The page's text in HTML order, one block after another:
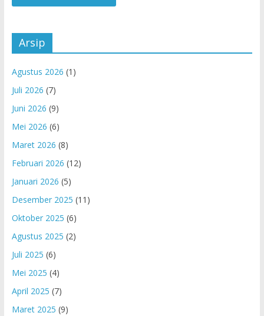
Arsip
Agustus 2026 (1)
Juli 2026 (7)
Juni 2026 (9)
Mei 2026 (6)
Maret 2026 (8)
Februari 2026 (12)
Januari 2026 (5)
Desember 2025 (11)
Oktober 2025 (6)
Agustus 2025 (2)
Juli 2025 (6)
Mei 2025 (4)
April 2025 (7)
Maret 2025 (9)